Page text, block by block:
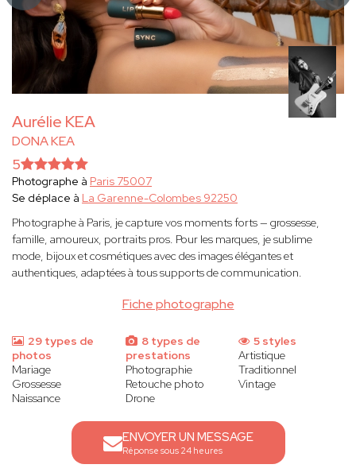
Aurélie KEA
DONA KEA
Fiche photographe
5
Photographe à Paris 75007
Se déplace à La Garenne-Colombes 92250
Photographe à Paris, je capture vos moments forts — grossesse,
famille, amoureux, portraits pros. Pour les marques, je sublime
mode, bijoux et cosmétiques avec des images élégantes et
authentiques, adaptées à tous supports de communication.
29 types de
photos
Mariage
Grossesse
Naissance
8 types de
prestations
Photographie
Retouche photo
Drone
5 styles
Artistique
Traditionnel
Vintage
ENVOYER UN MESSAGE
Réponse sous 24 heures